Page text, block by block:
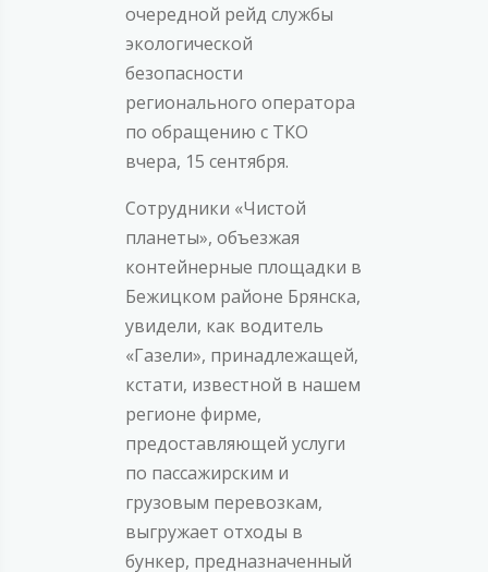
очередной рейд службы
экологической
безопасности
регионального оператора
по обращению с ТКО
вчера, 15 сентября.
Сотрудники «Чистой
планеты», объезжая
контейнерные площадки в
Бежицком районе Брянска,
увидели, как водитель
«Газели», принадлежащей,
кстати, известной в нашем
регионе фирме,
предоставляющей услуги
по пассажирским и
грузовым перевозкам,
выгружает отходы в
бункер, предназначенный